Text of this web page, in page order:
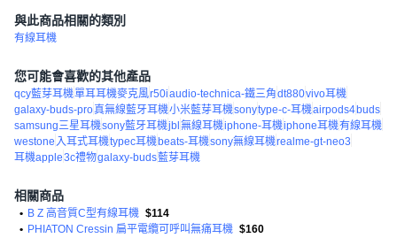
與此商品相關的類別
有線耳機
您可能會喜歡的其他產品
qcy藍芽耳機單耳耳機麥克風r50iaudio-technica-鐵三角dt880vivo耳機
galaxy-buds-pro真無線藍牙耳機小米藍芽耳機sonytype-c-耳機airpods4buds
samsung三星耳機sony藍牙耳機jbl 無線耳機iphone-耳機iphone耳機有線耳機
westone 入耳式耳機typec耳機beats-耳機sony無線耳機realme-gt-neo3
耳機apple3c禮物galaxy-buds藍芽耳機
相關商品
• B Z 高音質C型有線耳機 $114
• PHIATON Cressin 扁平電纜可呼叫無痛耳機 $160